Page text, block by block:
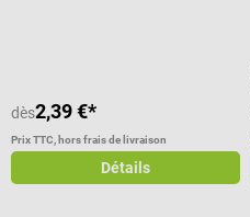
dès2,39 €*
Prix TTC, hors frais de livraison
Détails